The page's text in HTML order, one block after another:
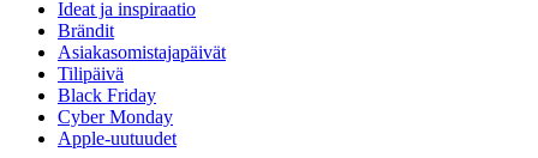
Ideat ja inspiraatio
Brändit
Asiakasomistajapäivät
Tilipäivä
Black Friday
Cyber Monday
Apple-uutuudet